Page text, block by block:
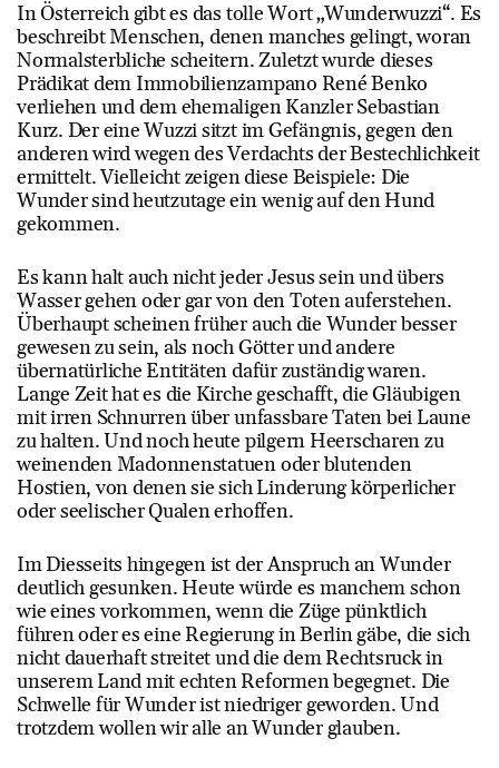
In Österreich gibt es das tolle Wort „Wunderwuzzi“. Es
beschreibt Menschen, denen manches gelingt, woran
Normalsterbliche scheitern. Zuletzt wurde dieses
Prädikat dem Immobilienzampano René Benko
verliehen und dem ehemaligen Kanzler Sebastian
Kurz. Der eine Wuzzi sitzt im Gefängnis, gegen den
anderen wird wegen des Verdachts der Bestechlichkeit
ermittelt. Vielleicht zeigen diese Beispiele: Die
Wunder sind heutzutage ein wenig auf den Hund
gekommen.
Es kann halt auch nicht jeder Jesus sein und übers
Wasser gehen oder gar von den Toten auferstehen.
Überhaupt scheinen früher auch die Wunder besser
gewesen zu sein, als noch Götter und andere
übernatürliche Entitäten dafür zuständig waren.
Lange Zeit hat es die Kirche geschafft, die Gläubigen
mit irren Schnurren über unfassbare Taten bei Laune
zu halten. Und noch heute pilgern Heerscharen zu
weinenden Madonnenstatuen oder blutenden
Hostien, von denen sie sich Linderung körperlicher
oder seelischer Qualen erhoffen.
Im Diesseits hingegen ist der Anspruch an Wunder
deutlich gesunken. Heute würde es manchem schon
wie eines vorkommen, wenn die Züge pünktlich
führen oder es eine Regierung in Berlin gäbe, die sich
nicht dauerhaft streitet und die dem Rechtsruck in
unserem Land mit echten Reformen begegnet. Die
Schwelle für Wunder ist niedriger geworden. Und
trotzdem wollen wir alle an Wunder glauben.